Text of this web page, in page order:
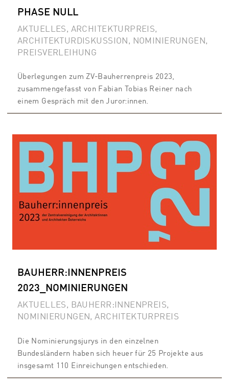
PHASE NULL
AKTUELLES, ARCHITEKTURPREIS,
ARCHITEKTURDISKUSSION, NOMINIERUNGEN,
PREISVERLEIHUNG
Überlegungen zum ZV-Bauherrenpreis 2023,
zusammengefasst von Fabian Tobias Reiner nach
einem Gespräch mit den Juror:innen.
BAUHERR:INNENPREIS
2023_NOMINIERUNGEN
AKTUELLES, BAUHERR:INNENPREIS,
NOMINIERUNGEN, ARCHITEKTURPREIS
Die Nominierungsjurys in den einzelnen
Bundesländern haben sich heuer für 25 Projekte aus
insgesamt 110 Einreichungen entschieden.